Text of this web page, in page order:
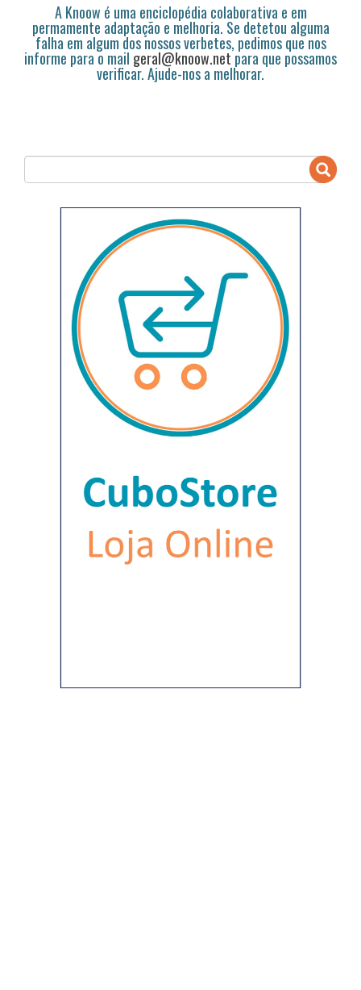
A Knoow é uma enciclopédia colaborativa e em
permamente adaptação e melhoria. Se detetou alguma
falha em algum dos nossos verbetes, pedimos que nos
informe para o mail geral@knoow.netpara que possamos
verificar. Ajude-nos a melhorar.